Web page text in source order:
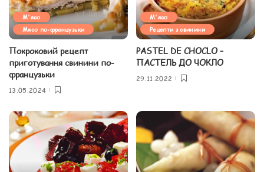
М'ясо
Мясо по-французьки
Покроковий рецепт
приготування свинини по-
французьки
13.05.2024
М'ясо
Рецепти з свинини
PASTEL DE CHOCLO –
ПАСТЕЛЬ ДО ЧОКЛО
29.11.2022